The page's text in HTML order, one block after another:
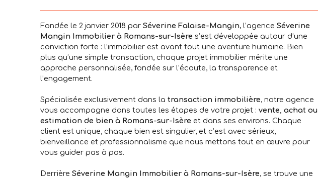
Fondée le 2 janvier 2018 par Séverine Falaise-Mangin, l’agence Séverine
Mangin Immobilier à Romans-sur-Isère s’est développée autour d’une
conviction forte : l’immobilier est avant tout une aventure humaine. Bien
plus qu’une simple transaction, chaque projet immobilier mérite une
approche personnalisée, fondée sur l’écoute, la transparence et
l’engagement.
Spécialisée exclusivement dans la transaction immobilière, notre agence
vous accompagne dans toutes les étapes de votre projet : vente, achat ou
estimation de bien à Romans-sur-Isère et dans ses environs. Chaque
client est unique, chaque bien est singulier, et c’est avec sérieux,
bienveillance et professionnalisme que nous mettons tout en œuvre pour
vous guider pas à pas.
Derrière Séverine Mangin Immobilier à Romans-sur-Isère, se trouve une